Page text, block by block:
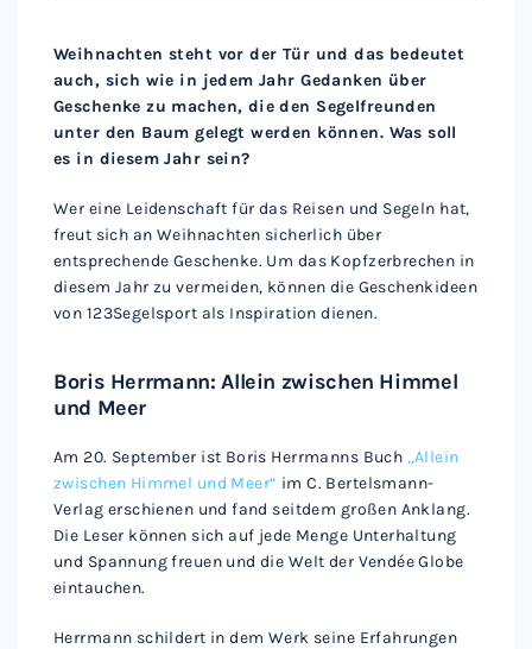
Weihnachten steht vor der Tür und das bedeutet
auch, sich wie in jedem Jahr Gedanken über
Geschenke zu machen, die den Segelfreunden
unter den Baum gelegt werden können. Was soll
es in diesem Jahr sein?
Wer eine Leidenschaft für das Reisen und Segeln hat,
freut sich an Weihnachten sicherlich über
entsprechende Geschenke. Um das Kopfzerbrechen in
diesem Jahr zu vermeiden, können die Geschenkideen
von 123Segelsport als Inspiration dienen.
Boris Herrmann: Allein zwischen Himmel
und Meer
Am 20. September ist Boris Herrmanns Buch „Allein
zwischen Himmel und Meer“ im C. Bertelsmann-
Verlag erschienen und fand seitdem großen Anklang.
Die Leser können sich auf jede Menge Unterhaltung
und Spannung freuen und die Welt der Vendée Globe
eintauchen.
Herrmann schildert in dem Werk seine Erfahrungen